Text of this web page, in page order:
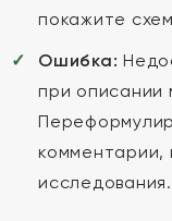
покажите
Ошибка:
при описании
комментарии,
исследования.